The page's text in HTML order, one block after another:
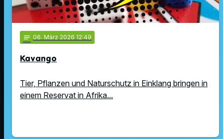
notes 06. März 2026 12:49
Kavango
Tier, Pflanzen und Naturschutz in Einklang bringen in
einem Reservat in Afrika...